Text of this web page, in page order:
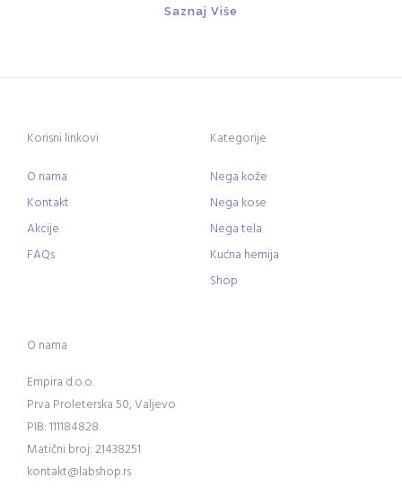
Saznaj Više
Korisni linkovi
O nama
Kontakt
Akcije
FAQs
Kategorije
Nega kože
Nega kose
Nega tela
Kućna hemija
Shop
O nama
Empira d.o.o.
Prva Proleterska 50, Valjevo
PIB: 111184828
Matični broj: 21438251
kontakt@labshop.rs